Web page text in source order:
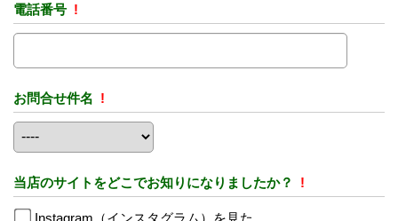
電話番号 !
お問合せ件名 !
当店のサイトをどこでお知りになりましたか？ !
Instagram（インスタグラム）を見た